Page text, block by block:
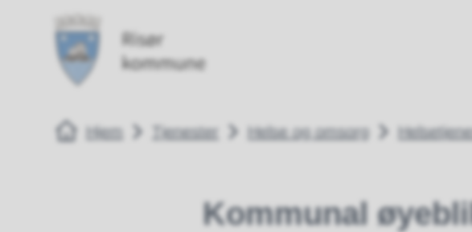
Du er her:
Hjem Tjenester Helse og omsorg
Kommunal